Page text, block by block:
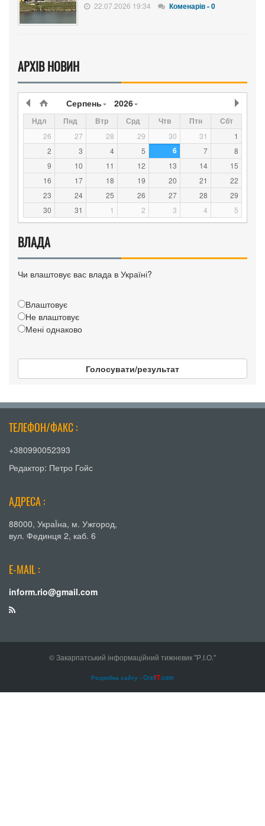
22.07.2026 19:34 Коменарів - 0
АРХІВ НОВИН
Серпень 2026
Ндл Пнд Втр Срд Чтв Птн Сбт
26 27 28 29 30 31
1
2
3 4 5 6 7
8
9
10 11 12 13 14
15
16
17 18 19 20 21
22
23
24 25 26 27 28
29
30
31 1 2 3 4 5
ВЛАДА
Чи влаштовує вас влада в Україні?
Влаштовує
Не влаштовує
Мені однаково
Голосувати/результат
ТЕЛЕФОН/ФАКС :
+380990052393
Редактор: Петро Гойс
АДРЕСА :
88000, УкраЇна, м. Ужгород,
вул. Фединця 2, каб. 6
E-MAIL :
inform.rio@gmail.com
© Закарпатський інформаційний тижневик "Р.І.О."
Розробка сайту - CrafIT.com